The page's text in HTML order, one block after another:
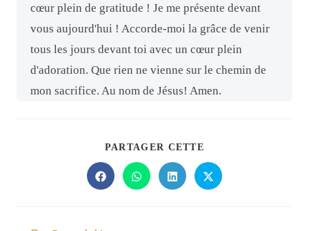
cœur plein de gratitude ! Je me présente devant
vous aujourd'hui ! Accorde-moi la grâce de venir
tous les jours devant toi avec un cœur plein
d'adoration. Que rien ne vienne sur le chemin de
mon sacrifice. Au nom de Jésus! Amen.
PARTAGER CETTE